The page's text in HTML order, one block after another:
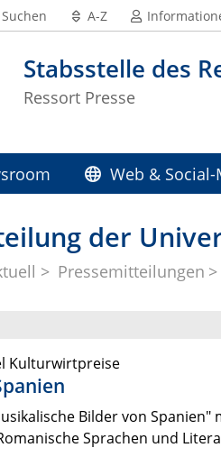
Stabsstelle des
Ressort Presse
Suchen A-Z
Web & Social-
der
Pressemitteilungen
Kulturwirtpreise
Bilder von
Sprachen und